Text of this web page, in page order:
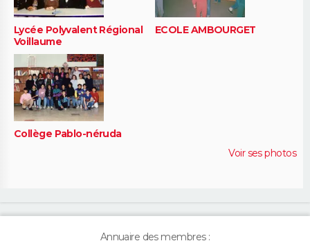
Lycée Polyvalent Régional
Voillaume
ECOLE AMBOURGET
Collège Pablo-néruda
Voir ses photos
Annuaire des membres :